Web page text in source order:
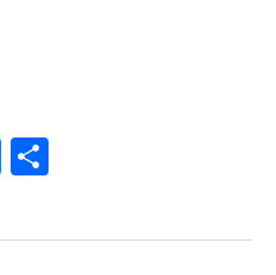
Messenger